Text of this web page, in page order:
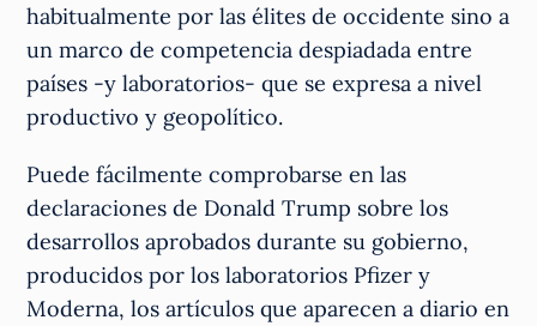
habitualmente por las élites de occidente sino a
un marco de competencia despiadada entre
países -y laboratorios- que se expresa a nivel
productivo y geopolítico.
Puede fácilmente comprobarse en las
declaraciones de Donald Trump sobre los
desarrollos aprobados durante su gobierno,
producidos por los laboratorios Pfizer y
Moderna, los artículos que aparecen a diario en